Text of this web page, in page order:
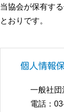
当協会が保有す
とおりです。
個人情報
一般社団
電話：